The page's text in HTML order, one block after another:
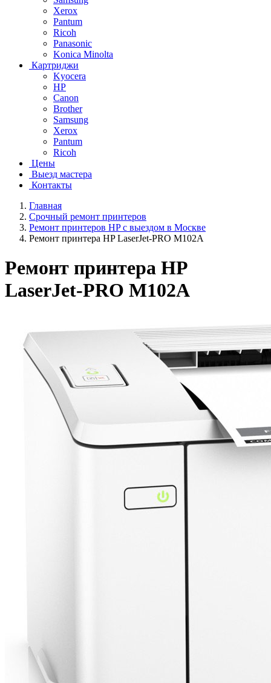
Xerox
Pantum
Ricoh
Panasonic
Konica Minolta
Картриджи
Kyocera
HP
Canon
Brother
Samsung
Xerox
Pantum
Ricoh
Цены
Выезд мастера
Контакты
Главная
Срочный ремонт принтеров
Ремонт принтеров HP с выездом в Москве
Ремонт принтера HP LaserJet-PRO M102A
Ремонт принтера HP
LaserJet-PRO M102A